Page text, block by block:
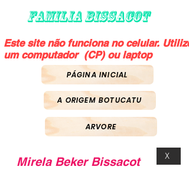
FAMILIA BISSACOT
Este site não funciona no celular. Utilize
um computador (CP) ou laptop
PÁGINA INICIAL
A ORIGEM BOTUCATU
ARVORE
Mirela Beker Bissacot X